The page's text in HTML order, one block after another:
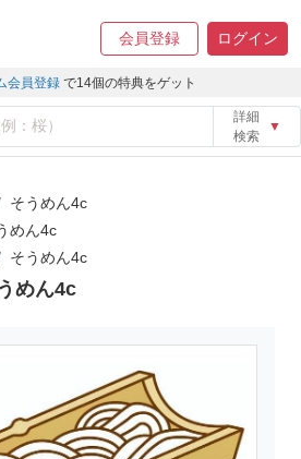
会員登録 ログイン
会員登録 で14個の特典をゲット
詳細
検索
▼
そうめん4c
めん4c
そうめん4c
めん4c